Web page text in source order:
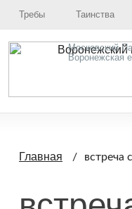
Требы Таинства
Московский
Воронежская
Главная встреча